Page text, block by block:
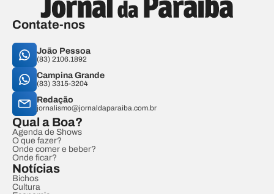
Contate-nos
João Pessoa
(83) 2106.1892
Campina Grande
(83) 3315-3204
Redação
jornalismo@jornaldaparaiba.com.br
Qual a Boa?
Agenda de Shows
O que fazer?
Onde comer e beber?
Onde ficar?
Notícias
Bichos
Cultura